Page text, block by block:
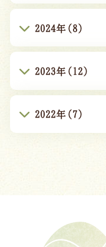
2024年(8)
2023年(12)
2022年(7)